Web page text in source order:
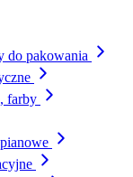
do pakowania
farby